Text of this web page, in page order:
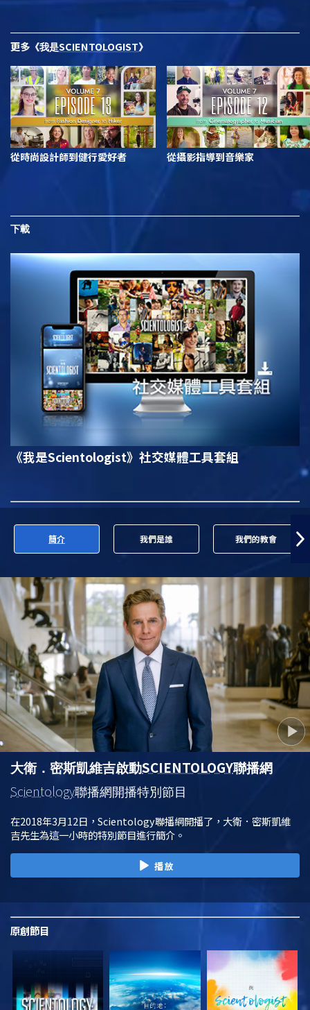
更多 《我是SCIENTOLOGIST》
從時尚設計師到健行愛好者 從攝影指導到音樂家
下載
《我是Scientologist》 社交媒體工具套組
簡介 我們是誰 我們的教會
大衛．密斯凱維吉啟動SCIENTOLOGY聯播網
Scientology聯播網開播特別節目
在2018年3月12日，Scientology聯播網開播了，大衛．密斯凱維
吉先生為這一小時的特別節目進行簡介。
播放
原創節目